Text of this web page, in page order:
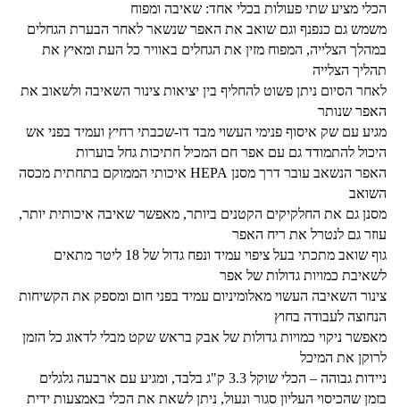
הכלי מציע שתי פעולות בכלי אחד: שאיבה ומפוח
משמש גם כנפנף וגם שואב את האפר שנשאר לאחר הבערת הגחלים
במהלך הצלייה, המפוח מזין את הגחלים באוויר כל העת ומאיץ את
תהליך הצלייה
לאחר הסיום ניתן פשוט להחליף בין יציאות צינור השאיבה ולשאוב את
האפר שנותר
מגיע עם שק איסוף פנימי העשוי מבד דו-שכבתי רחיץ ועמיד בפני אש
היכול להתמודד גם עם אפר חם המכיל חתיכות גחל בוערות
האפר הנשאב עובר דרך מסנן HEPA איכותי הממוקם בתחתית מכסה
השואב
מסנן גם את החלקיקים הקטנים ביותר, מאפשר שאיבה איכותית יותר,
עוזר גם לנטרל את ריח האפר
גוף שואב מתכתי בעל ציפוי עמיד ונפח גדול של 18 ליטר מתאים
לשאיבת כמויות גדולות של אפר
צינור השאיבה העשוי מאלומיניום עמיד בפני חום ומספק את הקשיחות
הנחוצה לעבודה בחוץ
מאפשר ניקוי כמויות גדולות של אבק בראש שקט מבלי לדאוג כל הזמן
לרוקן את המיכל
ניידות גבוהה – הכלי שוקל 3.3 ק"ג בלבד, ומגיע עם ארבעה גלגלים
בזמן שהכיסוי העליון סגור ונעול, ניתן לשאת את הכלי באמצעות ידית